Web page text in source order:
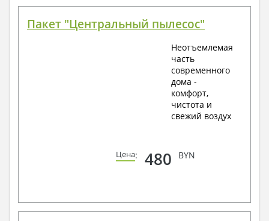
Пакет "Центральный пылесос"
Неотъемлемая
часть
современного
дома -
комфорт,
чистота и
свежий воздух
Цена: 480 BYN